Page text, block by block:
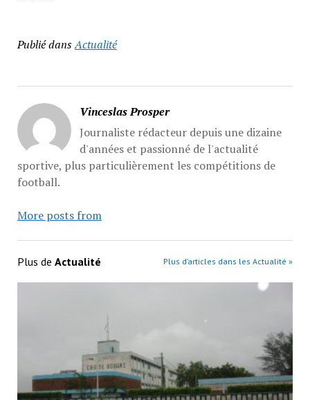
Publié dansActualité
Vinceslas Prosper
Journaliste rédacteur depuis une dizaine
d'années et passionné de l'actualité
sportive, plus particulièrement les compétitions de
football.
More posts from
Plus de Actualité Plus d’articles dans les Actualité »